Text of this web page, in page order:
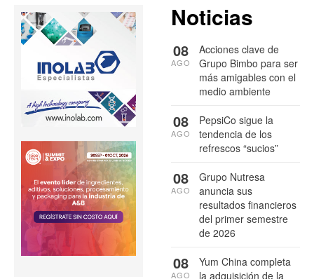
Noticias
Acciones clave de
Grupo Bimbo para ser
más amigables con el
medio ambiente
08
AGO
PepsiCo sigue la
tendencia de los
refrescos “sucios”
08
AGO
Grupo Nutresa
anuncia sus
resultados financieros
del primer semestre
de 2026
08
AGO
Yum China completa
la adquisición de la
08
AGO